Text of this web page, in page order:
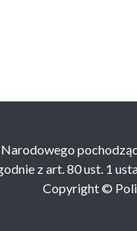
z art. 80 ust. 1
Copyright ©